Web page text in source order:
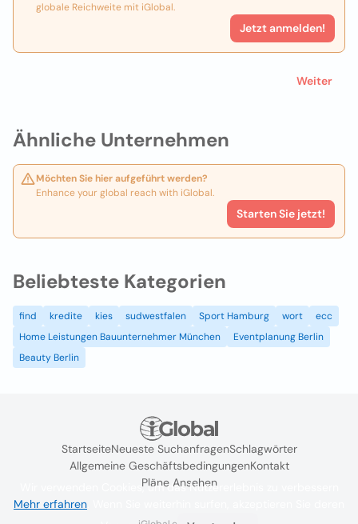
Ähnliche Unternehmen
Möchten Sie hier aufgeführt werden?
Enhance your global reach with iGlobal.
Starten Sie jetzt!
globale Reichweite mit iGlobal.
Jetzt anmelden!
Weiter
Beliebteste Kategorien
find kredite kies sudwestfalen Sport Hamburg wort
ecc
Home Leistungen Bauunternehmer München
Eventplanung Berlin
Beauty Berlin
StartseiteNeueste SuchanfragenSchlagwörter
Allgemeine GeschäftsbedingungenKontakt
Pläne Ansehen
Wir verwenden Cookies, um das Nutzererlebnis zu verbessern
Mehr erfahren